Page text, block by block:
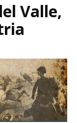
Valle,